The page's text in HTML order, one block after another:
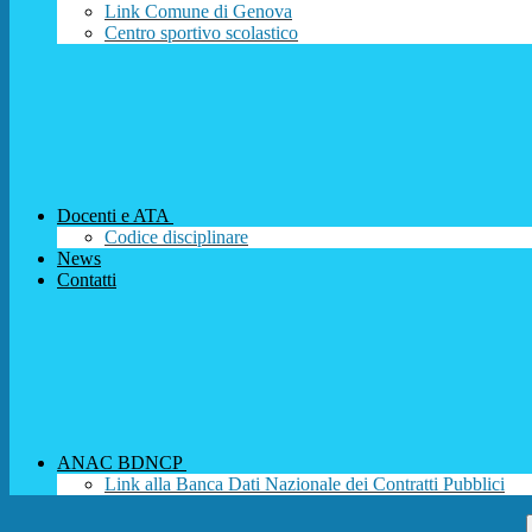
Link Comune di Genova
Centro sportivo scolastico
Docenti e ATA
Codice disciplinare
News
Contatti
ANAC BDNCP
Link alla Banca Dati Nazionale dei Contratti Pubblici